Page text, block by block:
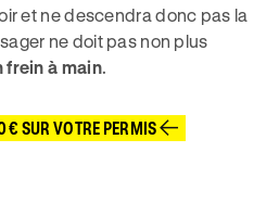
et ne descendra donc pas la
ne doit pas non plus
frein à main.
€ SUR VOTRE PERMIS